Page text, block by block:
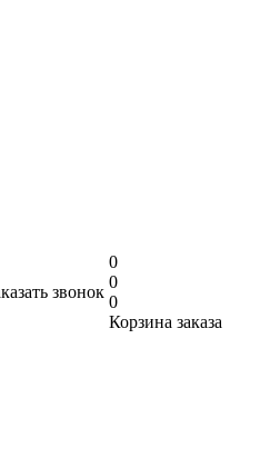
звонок
0
0
0
Корзина заказа